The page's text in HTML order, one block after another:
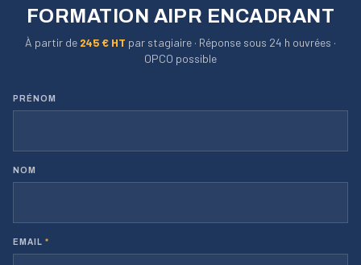
FORMATION AIPR ENCADRANT
À partir de 245€ HT par stagiaire · Réponse sous 24 h ouvrées ·
OPCO possible
PRÉNOM
NOM
EMAIL *